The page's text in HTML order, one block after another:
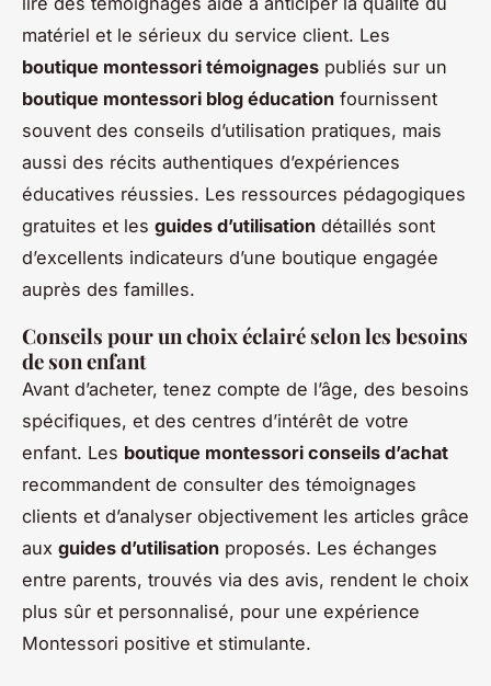
matériel et le sérieux du service client. Les
boutique montessori témoignages publiés sur un
boutique montessori blog éducation fournissent
souvent des conseils d’utilisation pratiques, mais
aussi des récits authentiques d’expériences
éducatives réussies. Les ressources pédagogiques
gratuites et les guides d’utilisation détaillés sont
d’excellents indicateurs d’une boutique engagée
auprès des familles.
Conseils pour un choix éclairé selon les besoins
de son enfant
Avant d’acheter, tenez compte de l’âge, des besoins
spécifiques, et des centres d’intérêt de votre
enfant. Les boutique montessori conseils d’achat
recommandent de consulter des témoignages
clients et d’analyser objectivement les articles grâce
aux guides d’utilisation proposés. Les échanges
entre parents, trouvés via des avis, rendent le choix
plus sûr et personnalisé, pour une expérience
Montessori positive et stimulante.